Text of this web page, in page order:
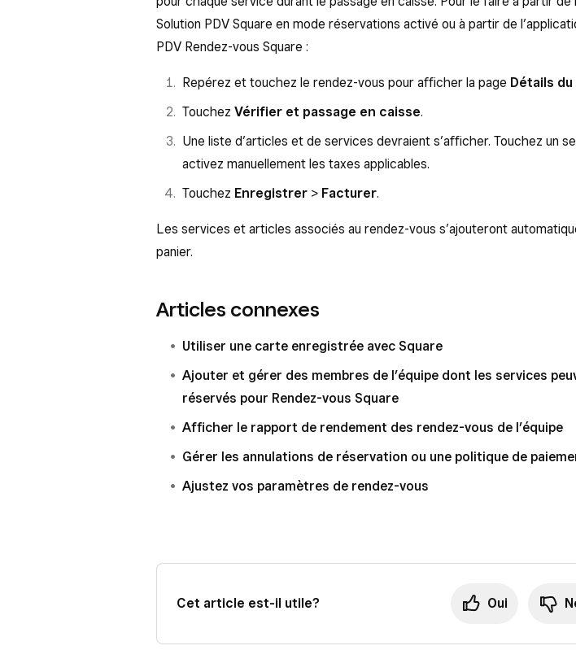
Sélectionnez votre client pour voir ses récompenses disponibles
Appliquer au panier. Vous pouvez également toucherUtiliser le
saisir manuellement son code de récompense. Une fois que vous
une récompense, vous continuerez automatiquement vers l’écran
TouchezFacturerpour finaliser la transaction.
Ouvrez l’application Solution PDV, accédez à votre calendrier et
un rendez-vous> Ajouter un article ou une remise
Sélectionnez votre client pour voir ses récompenses disponibles et
saisir manuellement son code de récompense.
Toutes les récompenses que vous avez ajoutées s’appliquent
la vente en traitant le paiement du client.
transactions.
Solution PDV Square en mode réservations activé ou à partir de
PDV Rendez-vous Square :
Repérez et touchez le rendez-vous pour afficher la page Détails
Touchez Vérifier et passage en caisse.
Une liste d’articles et de services devraient s’afficher. Touchez un
activez manuellement les taxes applicables.
Touchez Enregistrer > Facturer.
Les services et articles associés au rendez-vous s’ajouteront
panier.
Articles connexes
Utiliser une carte enregistrée avec Square
Ajouter et gérer des membres de l’équipe dont les services
réservés pour Rendez-vous Square
Afficher le rapport de rendement des rendez-vous de l’équipe
Gérer les annulations de réservation ou une politique de
Ajustez vos paramètres de rendez-vous
Cet article est-il utile? Oui